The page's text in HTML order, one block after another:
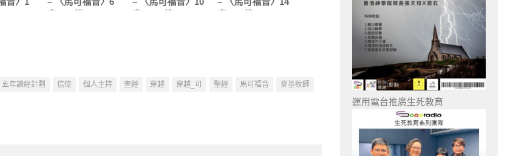
五年讀經計劃 信徒 個人主持 查經 穿越 穿越_可 聖經 馬可福音 麥基牧師
運用電台推廣生死教育